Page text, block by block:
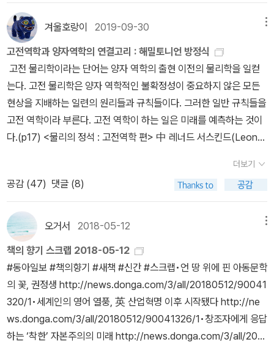
학위 따는데 그닥 도움은 안될 테니까.아무튼 잡고 있으면서 연습문
제를 풀면 지식의 새로운 한걸음에는 많은 도움이 된다. 벡터의 내적
을 왜 <B|A> 이런 식으로 쓰는지 소개도 하는 등 많은 친절을 베푸는
책이기 때문이다.한편으로 걱정도 들었다. 다들 이거 읽고 내 지식이
모자르다는 느낌보다 '난 그거 봤어 난 알아 느낌만 가지고 있으면 되
는거야!'라는 느낌을 받아버릴까 하는 걱정이다. 사실이 그렇잖은가
우리는 스타 지식인, 스타 과학자, 돈되는 기술에 투자만 하기 때문이
겠지. 정석을 외치는 저자/역자가 가르키는 달보다는 저자/역자와 표
지를 답습할까봐 또 걱정이다. 하이라이트는 연습문제인데....이런 책
들의 독후감은 왜 맨날 이런 식으로만 읽힐까. 내가 이미 중학교때 부
문제 풀 각오로 읽자. 그래서 이책은 보는 책이 아니라 '하는 책'이다.
누가 위키같은 것을 만들어서 풀이집이라도 올려주면 참 감사하겠다.
울프램 알파 돈내고 쓰느니 그 곳에 후원할 수도 있을 것 같다.( 그정
도 열정으로 다른 책도 해주시면 정말로 감사...ㅎㅎ) 물론 해답지 배
낄의도가 아니라 내가 정 못풀겠거든 조금만 훔쳐보려고 그러니 부탁
드립니다요.*난 <수학의 정석>이 하도 못생겨서 개념원리만 팠었어
요.
것 같다[1]. '노벨상 수상자들의 오리지널 논문으로 배우는 과학'이 부
제로 붙어 있다. 실제로 책 뒤에는 영어로 된 논문이 있다. 신선한 시
도이고 도전의식을 자극한다. 하지만 '세상에서 가장 쉬운'이라는 말
에 현혹되면 안된다. 아마 이론물리학자의 기준에서 '가장 쉬운'일 것
이다. 앞에서 얘기했지만, 이 책도 거의 교과서에 준한다. 논문을 읽기
위한 내용을 앞에서 설명하므로, 표준적 교과서의 전개 방식과는 조
금 거리가 있을 수도 있다. 하지만 정말 자세히 설명하려는 저자의 시
도가 돋보이고, 설명을 통해 실제 어떻게 이러한 지식이 논문에 활용
는 생각이 든다. 웬만한 사명감이 없으면 하기 쉽지 않은 일이다. 그런
면에서, 관심 있는 '일반인'들에게는 축복과도 같다. 좀 더 깊이 알고
싶은 분야가 있다면 한번 시도해 봐도 좋겠다.정리하고 보니, 션 캐럴
교수의 책을 다른 두 시리즈와 묶는 것이 적절할지 의문이 들기도 한
다. 좀 더 '딱딱하게', 정식으로 물리적 개념을 알고 싶은 이들은 캐럴
교수의 책으로 시작하는 것이 좋을 것 같기도 하다. 단 2권이므로! --
-[1] 2026-01-27: <세상에서 가장 쉬운 과학 수업> 시리즈의 20권
'쿼크모형'이 출간되어 추가한다.
터리를 연결하면 전자석이 완성 된다. 여기에 스위치를 하나 달면 일
종의 모스 송신기처럼 전원을 연결할 때마다 전자석이 된 못대가리에
함석판이 들러붙었다. 선행학습이란 것을 해본 적 없는 나에게는 집
에서 했던 이런 놀이가 사물의 이치를 경험으로 이해하는 유일한 기
회였다. 그런데 내가 하던 이런 ‘과학 체험’ 활동은 일본계 미국 물리
학자 미치오 가쿠에 비하면 새 발의 피에 불과하다. 그는 고등학생 시
절, 동네 전파상과 고물상에서 중고 부품을 수집하여 소형 입자가속
기 ‘베타트론’을 혼자서 만들었다고 한다. 베타트론은 전자를 가속시
키는 장치다. 따라서 전자를 만들어 쏠 수 있는 전자총(electron gu
n)이 필요하다. 일상에서 ‘전자총’이 장착되어 있던 장치는 바로 ‘브
라운관식 텔레비전’이었다. 여기에 전자총에서 방출 된 전자를 가속
와 같은 과학자들의 어린 시절을 보면 거의 틀림없이 이렇게 과학 실
험을 직접 하며 시행착오를 거쳤던 선체험이 있다. 요즘 아이들은 아
쉽지만 이런 기회를 수많은 학원을 다니느라 박탈당하는 것 같아 안
타까운 마음이 들 때가 있다. 자연과 사물에 대한 감각이 상당히 둔화
되어 있는 것이다. 어렵고 기나긴 수련을 거쳐야하는 과학의 길에는
미치오 가쿠와 같은 괴짜가 많이 필요한 분야다. 《단 하나의 방정식》
의 저자 미치오 가쿠는 ‘아인슈타인 키드’이기도 하다. 그가 1947년
생이므로 아인슈타인이 사망했을 때인 1955년에 8살이었을 것이다.
겨울호랑이 2019-09-30
고전역학과 양자역학의 연결고리 : 해밀토니언 방정식
고전 물리학이라는 단어는 양자 역학의 출현 이전의 물리학을 일컫
는다. 고전 물리학은 양자 역학적인 불확정성이 중요하지 않은 모든
현상을 지배하는 일련의 원리들과 규칙들이다. 그러한 일반 규칙들을
고전 역학이라 부른다. 고전 역학이 하는 일은 미래를 예측하는 것이
다.(p17) <물리의 정석 : 고전역학 편> 中 레너드 서스킨드(Leonar
정석 : 고전역학 편 The Theoretical Minimum: What You Need
to Know to Start Doing Physics>에서 고전 물리학의 계에서부
터 출발하여 해밀토니언과 라그랑지언 방정식에 이르는 개념을 설명
한다. 수학에 대해 잘 모르는 독자들을 위해서 본문에서는 극한, 미적
분 등 수학의 기초개념부터 설명하고 있지만, 많은 수학식은 독자들
에게 부담으로 다가오는 것 또한 사실이다. 그래서, 이번 페이퍼에서
는 <프린스턴 응용수학 안내서1 The Princeton Companion to A
pplied Mathematics 1>의 내용과 함께 곁들여 라그랑지언과 해밀
토니안 방정식의 내용을 정리해 본다. <프린스턴 응용수학 안내서1
>의 설명에 따르면, 뉴턴 역학에는 두 가지 재수식화가 있는데, 이들
이 바로 우리가 살펴보고자 하는 라그랑주와 해밀토니안 방정식이다.
더보기
공감 (47) 댓글 (8)
오거서 2018-05-12
책의 향기 스크랩 2018-05-12
‪#동아일보 #책의향기 #새책 #신간 #스크랩•언 땅 위에 핀 아동문학
의 꽃, 권정생 http://news.donga.com/3/all/20180512/90041
320/1‬‪•세계인의 영어 열풍, 英 산업혁명 이후 시작됐다 http://ne
ws.donga.com/3/all/20180512/90041326/1‪•창조자에게 응답
하는 ‘착한’ 자본주의의 미래 http://news.donga.com/3/all/201